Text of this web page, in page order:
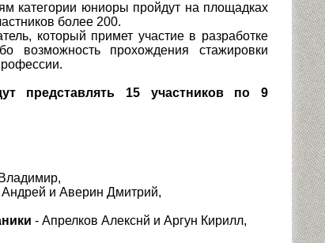
категории юниоры пройдут на площадках
более 200.
который примет участие в разработке
возможность прохождения стажировки
представлять 15 участников по 9
Андрей и Аверин Дмитрий,
- Апрелков Алекснй и Аргун Кирилл,